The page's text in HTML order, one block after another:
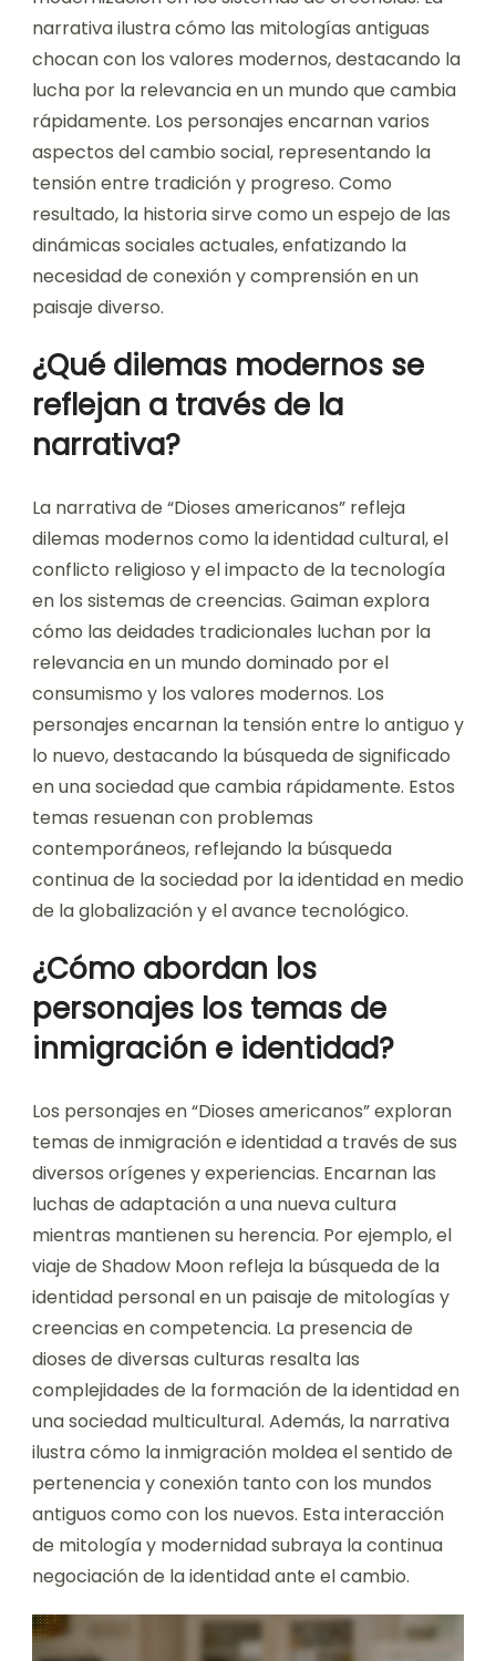
narrativa ilustra cómo las mitologías antiguas
chocan con los valores modernos, destacando la
lucha por la relevancia en un mundo que cambia
rápidamente. Los personajes encarnan varios
aspectos del cambio social, representando la
tensión entre tradición y progreso. Como
resultado, la historia sirve como un espejo de las
dinámicas sociales actuales, enfatizando la
necesidad de conexión y comprensión en un
paisaje diverso.
¿Qué dilemas modernos se
reflejan a través de la
narrativa?
La narrativa de “Dioses americanos” refleja
dilemas modernos como la identidad cultural, el
conflicto religioso y el impacto de la tecnología
en los sistemas de creencias. Gaiman explora
cómo las deidades tradicionales luchan por la
relevancia en un mundo dominado por el
consumismo y los valores modernos. Los
personajes encarnan la tensión entre lo antiguo y
lo nuevo, destacando la búsqueda de significado
en una sociedad que cambia rápidamente. Estos
temas resuenan con problemas
contemporáneos, reflejando la búsqueda
continua de la sociedad por la identidad en medio
de la globalización y el avance tecnológico.
¿Cómo abordan los
personajes los temas de
inmigración e identidad?
Los personajes en “Dioses americanos” exploran
temas de inmigración e identidad a través de sus
diversos orígenes y experiencias. Encarnan las
luchas de adaptación a una nueva cultura
mientras mantienen su herencia. Por ejemplo, el
viaje de Shadow Moon refleja la búsqueda de la
identidad personal en un paisaje de mitologías y
creencias en competencia. La presencia de
dioses de diversas culturas resalta las
complejidades de la formación de la identidad en
una sociedad multicultural. Además, la narrativa
ilustra cómo la inmigración moldea el sentido de
pertenencia y conexión tanto con los mundos
antiguos como con los nuevos. Esta interacción
de mitología y modernidad subraya la continua
negociación de la identidad ante el cambio.